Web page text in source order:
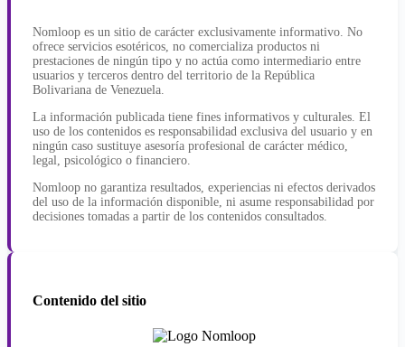
Nomloop es un sitio de carácter exclusivamente informativo. No
ofrece servicios esotéricos, no comercializa productos ni
prestaciones de ningún tipo y no actúa como intermediario entre
usuarios y terceros dentro del territorio de la República
Bolivariana de Venezuela.
La información publicada tiene fines informativos y culturales. El
uso de los contenidos es responsabilidad exclusiva del usuario y en
ningún caso sustituye asesoría profesional de carácter médico,
legal, psicológico o financiero.
Nomloop no garantiza resultados, experiencias ni efectos derivados
del uso de la información disponible, ni asume responsabilidad por
decisiones tomadas a partir de los contenidos consultados.
Contenido del sitio